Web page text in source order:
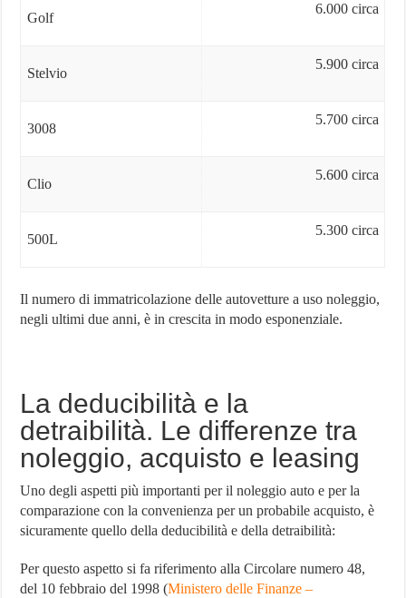
Golf
6.000 circa
Stelvio
5.900 circa
3008
5.700 circa
Clio
5.600 circa
500L
5.300 circa
Il numero di immatricolazione delle autovetture a uso noleggio,
negli ultimi due anni, è in crescita in modo esponenziale.
La deducibilità e la
detraibilità. Le differenze tra
noleggio, acquisto e leasing
Uno degli aspetti più importanti per il noleggio auto e per la
comparazione con la convenienza per un probabile acquisto, è
sicuramente quello della deducibilità e della detraibilità:
Per questo aspetto si fa riferimento alla Circolare numero 48,
del 10 febbraio del 1998 (Ministero delle Finanze –